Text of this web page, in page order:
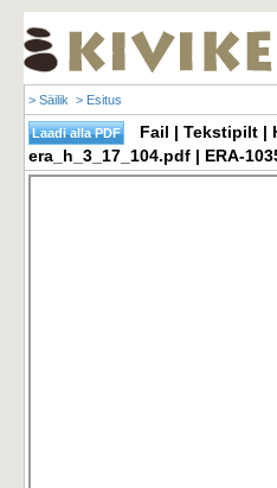
> Säilik > Esitus
Fail | Tekstipilt |
era_h_3_17_104.pdf | ERA-